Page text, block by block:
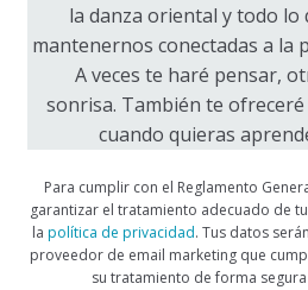
la danza oriental y todo lo
mantenernos conectadas a la
A veces te haré pensar,
sonrisa. También te
cuando quieras
Para cumplir con el Reglamento
garantizar el tratamiento adecuado de
la política de privacidad. Tus datos
proveedor de email marketing que
su tratamiento de forma